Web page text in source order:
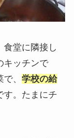
食堂に隣接し
キッチンで
、 学校の給
す。たまにチ